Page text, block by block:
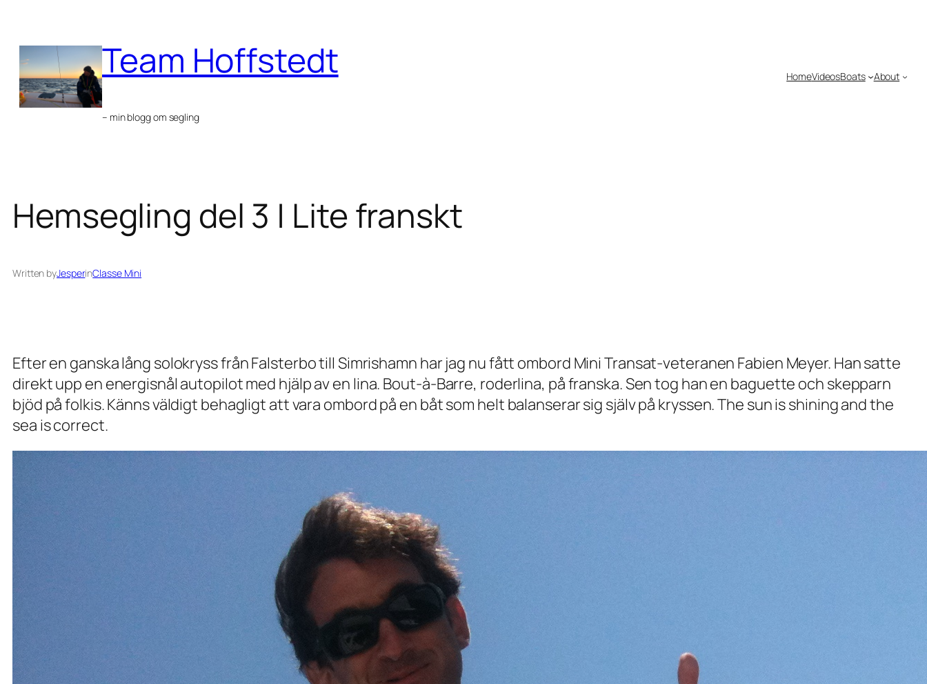
content
Team Hoffstedt
– min blogg om segling
HomeVideosBoats About
Hemsegling del 3 | Lite franskt
Written byJesperinClasse Mini
Efter en ganska lång solokryss från Falsterbo till Simrishamn har jag nu fått ombord Mini Transat-veteranen Fabien Meyer. Han satte
direkt upp en energisnål autopilot med hjälp av en lina. Bout-à-Barre, roderlina, på franska. Sen tog han en baguette och skepparn
bjöd på folkis. Känns väldigt behagligt att vara ombord på en båt som helt balanserar sig själv på kryssen. The sun is shining and the
sea is correct.